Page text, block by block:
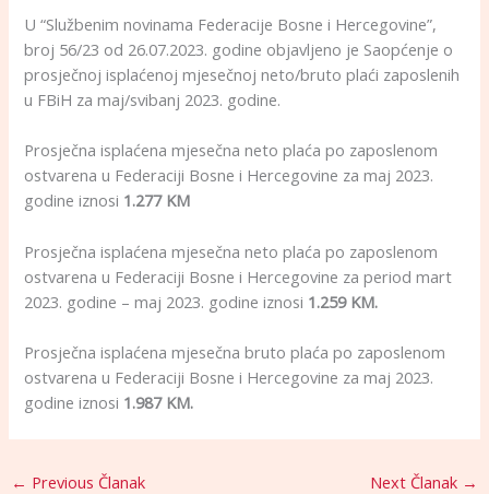
U “Službenim novinama Federacije Bosne i Hercegovine”,
broj 56/23 od 26.07.2023. godine objavljeno je Saopćenje o
prosječnoj isplaćenoj mjesečnoj neto/bruto plaći zaposlenih
u FBiH za maj/svibanj 2023. godine.
Prosječna isplaćena mjesečna neto plaća po zaposlenom
ostvarena u Federaciji Bosne i Hercegovine za maj 2023.
godine iznosi 1.277 KM
Prosječna isplaćena mjesečna neto plaća po zaposlenom
ostvarena u Federaciji Bosne i Hercegovine za period mart
2023. godine – maj 2023. godine iznosi 1.259 KM.
Prosječna isplaćena mjesečna bruto plaća po zaposlenom
ostvarena u Federaciji Bosne i Hercegovine za maj 2023.
godine iznosi 1.987 KM.
← Previous Članak Next Članak →